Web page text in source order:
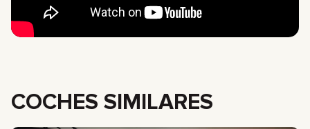
COCHES SIMILARES